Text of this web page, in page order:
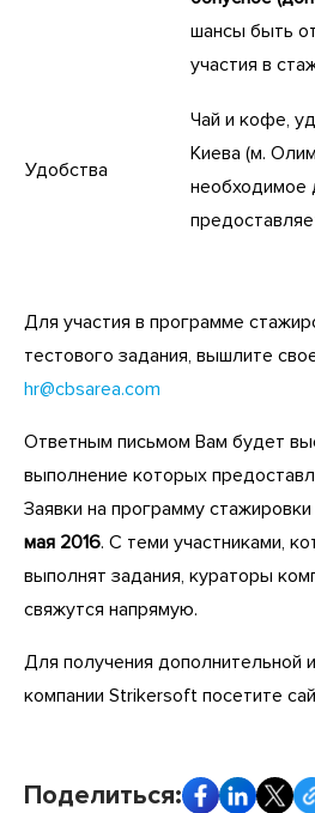
шансы быть
участия в
Удобства
Чай и кофе,
Киева (м.
необходимое
Для участия в программе
тестового задания, вышлите
hr@cbsarea.com
Ответным письмом Вам будет
выполнение которых
Заявки на программу
мая 2016. С теми участниками,
выполнят задания, кураторы
свяжутся напрямую.
Для получения дополнительной
компании Strikersoft посетите
Поделиться: